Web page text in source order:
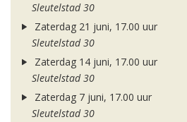
Sleutelstad 30
Zaterdag 21 juni, 17.00 uur
Sleutelstad 30
Zaterdag 14 juni, 17.00 uur
Sleutelstad 30
Zaterdag 7 juni, 17.00 uur
Sleutelstad 30